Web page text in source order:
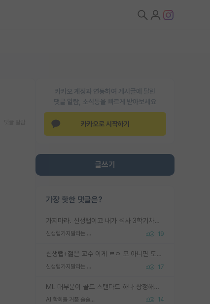
카카오 계정과 연동하여 게시글에 달린
댓글 알람, 소식등을 빠르게 받아보세요
카카오로 시작하기
글쓰기
가장 핫한 댓글은?
가지마라. 신생랩이고 내가 석사 3학기차인데 최고참인데 나도 아무것도 모르는데 교수가 후배들 왜 논문 교육 안시키냐. 논문 왜 안 써오냐 닦달한다
신생랩가지말라는 이유가 있었구나 19
신생랩+젊은 교수 이게 ㄹㅇ 모 아니면 도인듯.
신생랩가지말라는 이유가 있었구나 17
ML 대부분이 골드 스탠다드 하나 상정해놓고 (벤치마크 데이터셋이 여러 개면 여러 개 상정) 그거 얼마나 잘 맞추나 싸움임 가끔 번뜩이는 설계 철학을 보여주는 논문들도 있지만 대부분 그거 성적 얼마나 더 올리느라에 혈안이 되어 있는 측면이 잇음
AI 학회들 거품 슬슬 지적이 나오네요 14